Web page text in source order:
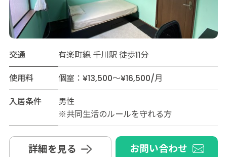
交通
有楽町線 千川駅 徒歩11分
使用料
個室：¥13,500～¥16,500/月
入居条件
男性
※共同生活のルールを守れる方
詳細を見る お問い合わせ